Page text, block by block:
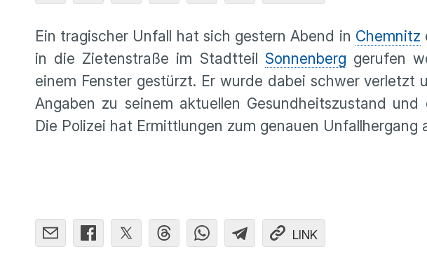
Ein tragischer Unfall hat sich gestern Abend in Chemnitz
in die Zietenstraße im Stadtteil Sonnenberg gerufen
einem Fenster gestürzt. Er wurde dabei schwer verletzt
Angaben zu seinem aktuellen Gesundheitszustand
Die Polizei hat Ermittlungen zum genauen Unfallhergang
LINK